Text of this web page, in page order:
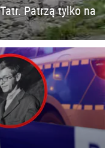
Patrzą tylko na